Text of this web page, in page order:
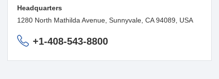
Headquarters
1280 North Mathilda Avenue, Sunnyvale, CA 94089, USA
+1-408-543-8800